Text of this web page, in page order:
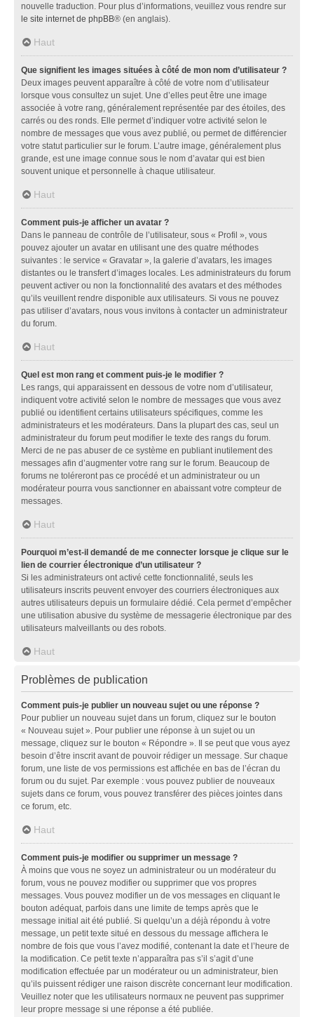
nouvelle traduction. Pour plus d’informations, veuillez vous rendre sur
le site internet de phpBB® (en anglais).
Haut
Que signifient les images situées à côté de mon nom d’utilisateur ?
Deux images peuvent apparaître à côté de votre nom d’utilisateur
lorsque vous consultez un sujet. Une d’elles peut être une image
associée à votre rang, généralement représentée par des étoiles, des
carrés ou des ronds. Elle permet d’indiquer votre activité selon le
nombre de messages que vous avez publié, ou permet de différencier
votre statut particulier sur le forum. L’autre image, généralement plus
grande, est une image connue sous le nom d’avatar qui est bien
souvent unique et personnelle à chaque utilisateur.
Haut
Comment puis-je afficher un avatar ?
Dans le panneau de contrôle de l’utilisateur, sous « Profil », vous
pouvez ajouter un avatar en utilisant une des quatre méthodes
suivantes : le service « Gravatar », la galerie d’avatars, les images
distantes ou le transfert d’images locales. Les administrateurs du forum
peuvent activer ou non la fonctionnalité des avatars et des méthodes
qu’ils veuillent rendre disponible aux utilisateurs. Si vous ne pouvez
pas utiliser d’avatars, nous vous invitons à contacter un administrateur
du forum.
Haut
Quel est mon rang et comment puis-je le modifier ?
Les rangs, qui apparaissent en dessous de votre nom d’utilisateur,
indiquent votre activité selon le nombre de messages que vous avez
publié ou identifient certains utilisateurs spécifiques, comme les
administrateurs et les modérateurs. Dans la plupart des cas, seul un
administrateur du forum peut modifier le texte des rangs du forum.
Merci de ne pas abuser de ce système en publiant inutilement des
messages afin d’augmenter votre rang sur le forum. Beaucoup de
forums ne toléreront pas ce procédé et un administrateur ou un
modérateur pourra vous sanctionner en abaissant votre compteur de
messages.
Haut
Pourquoi m’est-il demandé de me connecter lorsque je clique sur le
lien de courrier électronique d’un utilisateur ?
Si les administrateurs ont activé cette fonctionnalité, seuls les
utilisateurs inscrits peuvent envoyer des courriers électroniques aux
autres utilisateurs depuis un formulaire dédié. Cela permet d’empêcher
une utilisation abusive du système de messagerie électronique par des
utilisateurs malveillants ou des robots.
Haut
Problèmes de publication
Comment puis-je publier un nouveau sujet ou une réponse ?
Pour publier un nouveau sujet dans un forum, cliquez sur le bouton
« Nouveau sujet ». Pour publier une réponse à un sujet ou un
message, cliquez sur le bouton « Répondre ». Il se peut que vous ayez
besoin d’être inscrit avant de pouvoir rédiger un message. Sur chaque
forum, une liste de vos permissions est affichée en bas de l’écran du
forum ou du sujet. Par exemple : vous pouvez publier de nouveaux
sujets dans ce forum, vous pouvez transférer des pièces jointes dans
ce forum, etc.
Haut
Comment puis-je modifier ou supprimer un message ?
À moins que vous ne soyez un administrateur ou un modérateur du
forum, vous ne pouvez modifier ou supprimer que vos propres
messages. Vous pouvez modifier un de vos messages en cliquant le
bouton adéquat, parfois dans une limite de temps après que le
message initial ait été publié. Si quelqu’un a déjà répondu à votre
message, un petit texte situé en dessous du message affichera le
nombre de fois que vous l’avez modifié, contenant la date et l’heure de
la modification. Ce petit texte n’apparaîtra pas s’il s’agit d’une
modification effectuée par un modérateur ou un administrateur, bien
qu’ils puissent rédiger une raison discrète concernant leur modification.
Veuillez noter que les utilisateurs normaux ne peuvent pas supprimer
leur propre message si une réponse a été publiée.